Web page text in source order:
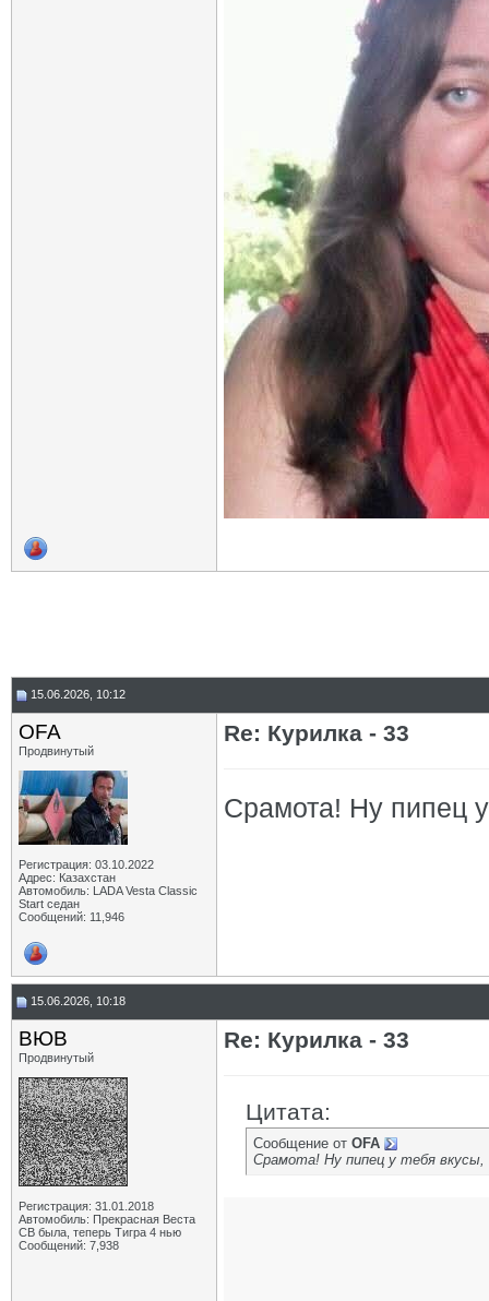
15.06.2026, 10:12
OFA
Продвинутый
Регистрация: 03.10.2022
Адрес: Казахстан
Автомобиль: LADA Vesta Classic
Start седан
Сообщений: 11,946
Re: Курилка - 33
Срамота! Ну пипец
15.06.2026, 10:18
ВЮВ
Продвинутый
Регистрация: 31.01.2018
Автомобиль: Прекрасная Веста
СВ была, теперь Тигра 4 нью
Сообщений: 7,938
Re: Курилка - 33
Цитата:
Сообщение от OFA
Срамота! Ну пипец у тебя